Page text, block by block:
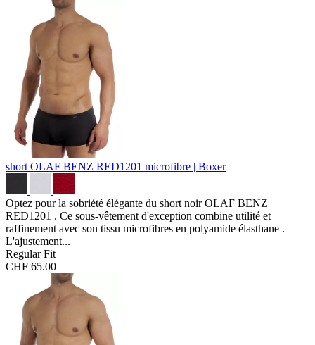
short OLAF BENZ RED1201 microfibre | Boxer
Optez pour la sobriété élégante du short noir OLAF BENZ
RED1201 . Ce sous-vêtement d'exception combine utilité et
raffinement avec son tissu microfibres en polyamide élasthane .
L'ajustement...
Regular Fit
CHF 65.00